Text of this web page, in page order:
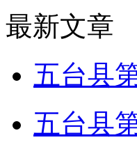
最新文章
五台县
五台县